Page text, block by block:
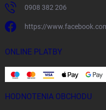
0908 382 206
https://
ONLINE PLATBY
HODNOTENIA OBCHODU